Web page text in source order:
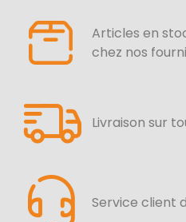
Articles en
chez nos
Livraison sur
Service client